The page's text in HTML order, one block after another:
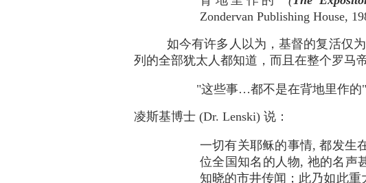
Zondervan Publishing House,
如今有许多人以为，基督的复活仅
列的全部犹太人都知道，而且在整个罗马
"这些事…都不是在背地里作的"
凌斯基博士 (Dr. Lenski) 说：
一切有关耶稣的事情, 都发生
位全国知名的人物, 祂的名声
知晓的市井传闻；此乃如此